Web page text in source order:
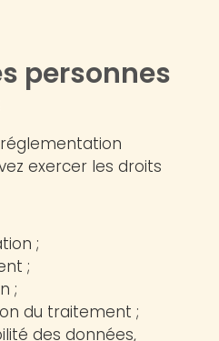
personnes
exercer les droits
;
;
;
du traitement ;
des données,